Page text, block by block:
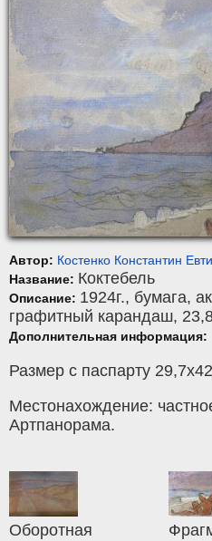
Автор: Костенко Константин
Название: Коктебель
Описание: 1924г., бумага,
графитный карандаш,
Дополнительная информация:
Размер с паспарту 29,7х42
Местонахождение:
Артпанорама.
Оборотная